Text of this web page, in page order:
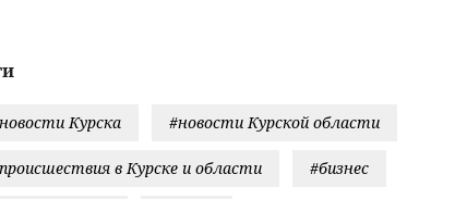
Курска #новости Курской области
в Курске и области #бизнес